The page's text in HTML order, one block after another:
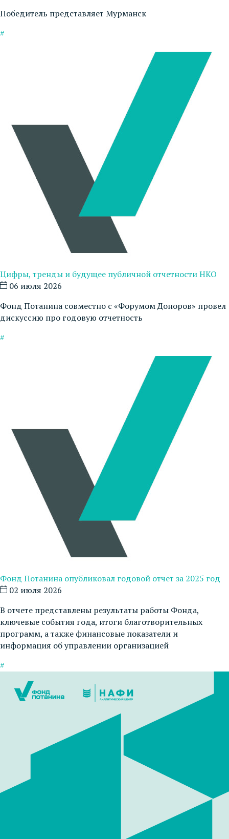
Победитель представляет Мурманск
#
Цифры, тренды и будущее публичной отчетности НКО
06 июля 2026
Фонд Потанина совместно с «Форумом Доноров» провел
дискуссию про годовую отчетность
#
Фонд Потанина опубликовал годовой отчет за 2025 год
02 июля 2026
В отчете представлены результаты работы Фонда,
ключевые события года, итоги благотворительных
программ, а также финансовые показатели и
информация об управлении организацией
#